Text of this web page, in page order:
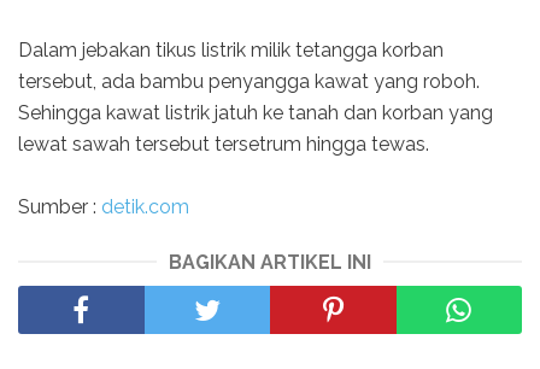
Dalam jebakan tikus listrik milik tetangga korban
tersebut, ada bambu penyangga kawat yang roboh.
Sehingga kawat listrik jatuh ke tanah dan korban yang
lewat sawah tersebut tersetrum hingga tewas.
Sumber : detik.com
BAGIKAN ARTIKEL INI